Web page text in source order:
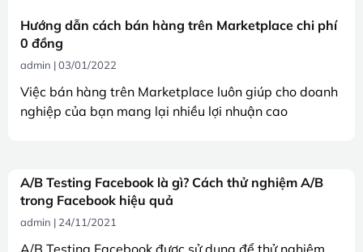
Hướng dẫn cách bán hàng trên Marketplace chi phí
0 đồng
admin 03/01/2022
Việc bán hàng trên Marketplace luôn giúp cho doanh
nghiệp của bạn mang lại nhiều lợi nhuận cao
A/B Testing Facebook là gì? Cách thử nghiệm A/B
trong Facebook hiệu quả
admin 24/11/2021
A/B Testing Facebook được sử dụng để thử nghiệm